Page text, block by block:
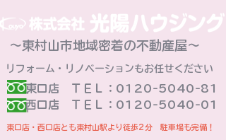
～東村山市地域密着の不動産屋～
東口店 ＴＥＬ：0120-5040-81
​西口店 ＴＥＬ：0120-5040-01
リフォーム・リノベーションもお任せください
東口店・西口店とも東村山駅より徒歩2分 駐車場も完備！